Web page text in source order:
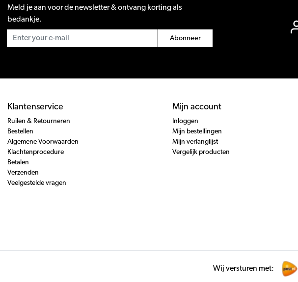
Meld je aan voor de newsletter & ontvang korting als
bedankje.
Abonneer
Klantenservice
Ruilen & Retourneren
Bestellen
Algemene Voorwaarden
Klachtenprocedure
Betalen
Verzenden
Veelgestelde vragen
Mijn account
Inloggen
Mijn bestellingen
Mijn verlanglijst
Vergelijk producten
Wij versturen met: